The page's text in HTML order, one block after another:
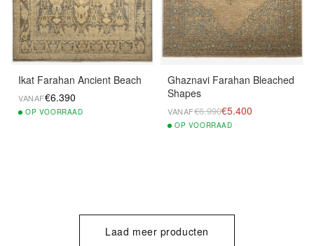
Ikat Farahan Ancient Beach
VANAF€6.390
OP VOORRAAD
Ghaznavi Farahan Bleached
Shapes
VANAF€6.990€5.400
OP VOORRAAD
Laad meer producten